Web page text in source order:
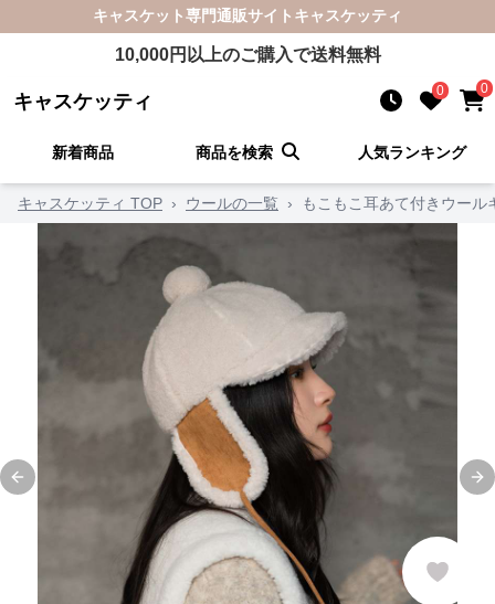
キャスケット専門通販サイト キャスケッティ
10,000円以上のご購入で送料無料
キャスケッティ 0 0
新着商品 商品を検索 人気ランキング
キャスケッティ TOP › ウールの一覧 › もこもこ耳あて付きウール
Previous slide